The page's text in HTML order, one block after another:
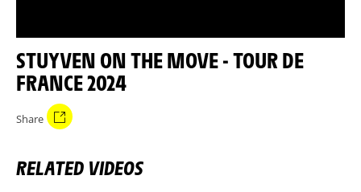
STUYVEN ON THE MOVE - TOUR DE
FRANCE 2024
Share
RELATED VIDEOS